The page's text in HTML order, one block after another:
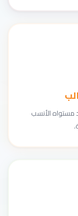
مستواه الأنسب